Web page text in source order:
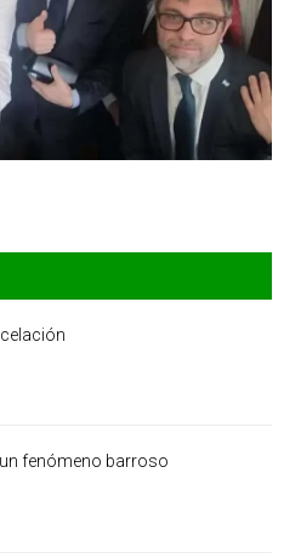
fenómeno barroso